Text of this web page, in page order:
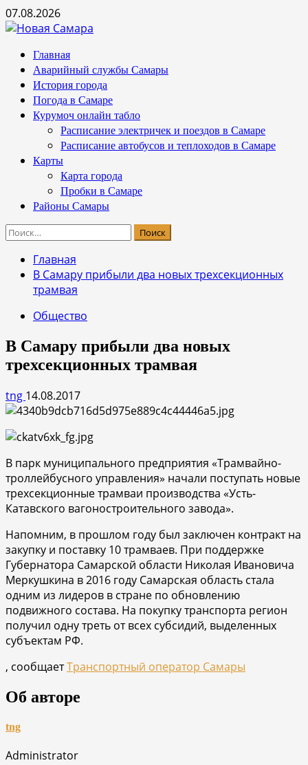
Перейти
к
07.08.2026
Основное
меню
Главная
Аварийный службы Самары
История города
Погода в Самаре
Курумоч онлайн табло
Расписание электричек и поездов в Самаре
Расписание автобусов и теплоходов в Самаре
Карты
Карта города
Пробки в Самаре
Районы Самары
Найти:
Главная
В Самару прибыли два новых трехсекционных
трамвая
Общество
В Самару прибыли два новых
трехсекционных трамвая
tng 14.08.2017
В парк муниципального предприятия «Трамвайно-
троллейбусного управления» начали поступать новые
трехсекционные трамваи производства «Усть-
Катавского вагоностроительного завода».
Напомним, в прошлом году был заключен контракт на
закупку и поставку 10 трамваев. При поддержке
Губернатора Самарской области Николая Ивановича
Меркушкина в 2016 году Самарская область стала
одним из лидеров в стране по обновлению
подвижного состава. На покупку транспорта регион
получил одну треть от всех субсидий, выделенных
субъектам РФ.
, сообщаетТранспортный оператор Самары
Об авторе
tng
Administrator